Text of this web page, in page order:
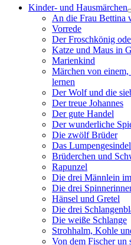
Kinder- und Hausmärchen
An die Frau Bettina
Vorrede
Der Froschkönig
Katze und Maus in
Marienkind
Märchen von einem,
lernen
Der Wolf und die
Der treue Johannes
Der gute Handel
Der wunderliche
Die zwölf Brüder
Das Lumpengesindel
Brüderchen und
Rapunzel
Die drei Männlein
Die drei
Hänsel und Gretel
Die drei
Die weiße Schlange
Strohhalm, Kohle
Von dem Fischer un